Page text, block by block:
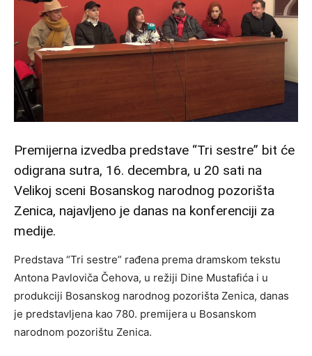
Premijerna izvedba predstave “Tri sestre” bit će
odigrana sutra, 16. decembra, u 20 sati na
Velikoj sceni Bosanskog narodnog pozorišta
Zenica, najavljeno je danas na konferenciji za
medije.
Predstava “Tri sestre” rađena prema dramskom tekstu
Antona Pavloviča Čehova, u režiji Dine Mustafića i u
produkciji Bosanskog narodnog pozorišta Zenica, danas
je predstavljena kao 780. premijera u Bosanskom
narodnom pozorištu Zenica.